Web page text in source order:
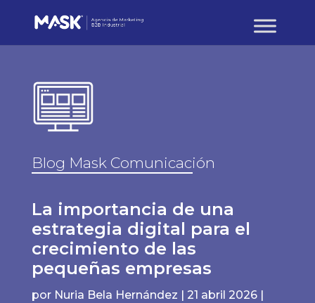
Blog Mask Comunicación
La importancia de una
estrategia digital para el
crecimiento de las
pequeñas empresas
por Nuria Bela Hernández 21 abril 2026|